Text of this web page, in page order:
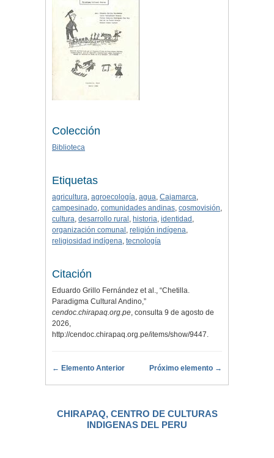
Colección
Biblioteca
Etiquetas
agricultura, agroecología, agua, Cajamarca,
campesinado, comunidades andinas, cosmovisión,
cultura, desarrollo rural , historia, identidad ,
organización comunal , religión indígena,
religiosidad indígena, tecnología
Citación
Eduardo Grillo Fernández et al., “Chetilla.
Paradigma Cultural Andino,”
cendoc.chirapaq.org.pe, consulta 9 de agosto de
2026,
http://cendoc.chirapaq.org.pe/items/show/9447.
← Elemento Anterior Próximo elemento →
CHIRAPAQ, CENTRO DE CULTURAS
INDIGENAS DEL PERU